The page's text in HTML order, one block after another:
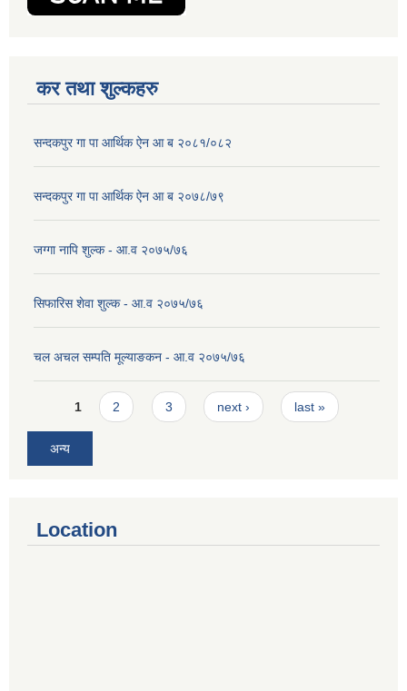
कर तथा शुल्कहरु
सन्दकपुर गा पा आर्थिक ऐन आ ब २०८१/०८२
सन्दकपुर गा पा आर्थिक ऐन आ ब २०७८/७९
जग्गा नापि शुल्क - आ.व २०७५/७६
सिफारिस शेवा शुल्क - आ.व २०७५/७६
चल अचल सम्पति मूल्याङकन - आ.व २०७५/७६
Pages
1 2 3 next › last »
अन्य
Location